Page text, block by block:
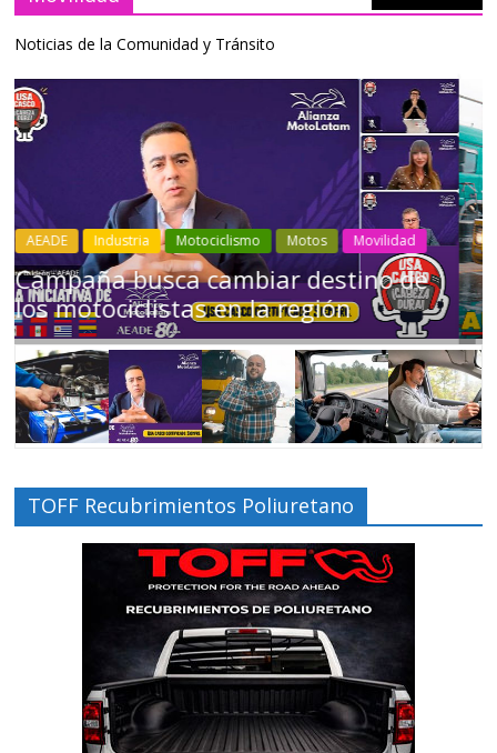
Noticias de la Comunidad y Tránsito
Industria Movilidad Transporte Varios
Choferes profesionales mantienen a
Ecuador en movimiento
TOFF Recubrimientos Poliuretano